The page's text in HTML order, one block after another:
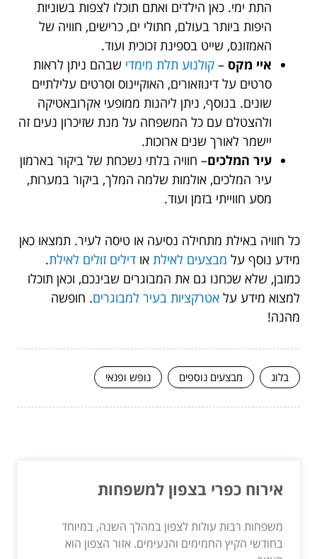
התת ימי. כאן הילדים ואתם תוכלו לצפות בשוניות
היפות ביותר בעולם, חתולי ים, כרישים, חוויה של
האמזונס, שייט בספינת זכוכית ועוד.
איי מקס – קולנוע תלת מימדי שבהם ניתן לראות
סרטים על דינוזאורים, האוקיינוס וסרטים עלילתיים
שונים. בנוסף, ניתן ליהנות ממופעי אקרובאטיקה
ולהצטלם עם כל המשפחה על מנת שזיכרון נעים זה
יישמר לאורך שנים ארוכות.
עיר המלכים– חוויה בלתי נשכחת של ביקור בארמון
עיר המלכים, אולמות שלמה המלך, ביקור במערות,
מסע חווייתי בזמן ועוד.
כל חוויה באילת מתחילה נסיעה או טיסה לעיר. תמצאו כאן
מידע נוסף על מבצעים לאילת או דילים זולים לאילת.
כמובן, שלא שכחנו גם את המבוגרים שבינכם, וכאן תוכלו
למצוא מידע על אטרקציות בעיר למבוגרים. חופשה
מהנה!
בלוג מבצעים נוספים נופש ופנאי
אירוח כפרי בצפון למשפחות
משפחות רבות עולות לצפון במהלך השנה, במיוחד
בחודשי הקיץ החמימים והנעימים. אזור הצפון הוא